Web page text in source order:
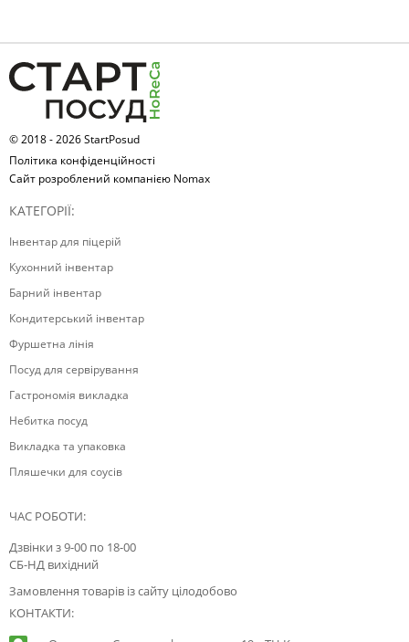
© 2018 - 2026 StartPosud
Політика конфіденційності
Сайт розроблений компанією Nomax
КАТЕГОРІЇ:
Інвентар для піцерій
Кухонний інвентар
Барний інвентар
Кондитерський інвентар
Фуршетна лінія
Посуд для сервірування
Гастрономія викладка
Небитка посуд
Викладка та упаковка
Пляшечки для соусів
ЧАС РОБОТИ:
Дзвінки з 9-00 по 18-00
СБ-НД вихідний
Замовлення товарів із сайту цілодобово
КОНТАКТИ: